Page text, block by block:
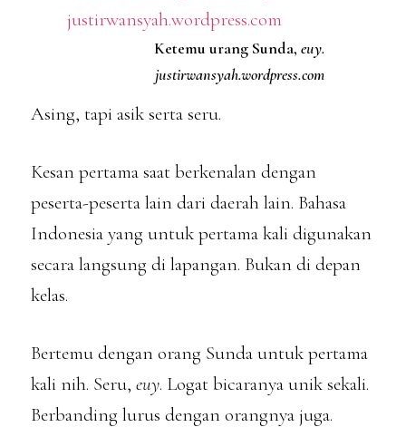
Ketemu urang Sunda, euy.
justirwansyah.wordpress.com
Asing, tapi asik serta seru.
Kesan pertama saat berkenalan dengan
peserta-peserta lain dari daerah lain. Bahasa
Indonesia yang untuk pertama kali digunakan
secara langsung di lapangan. Bukan di depan
kelas.
Bertemu dengan orang Sunda untuk pertama
kali nih. Seru, euy. Logat bicaranya unik sekali.
Berbanding lurus dengan orangnya juga.